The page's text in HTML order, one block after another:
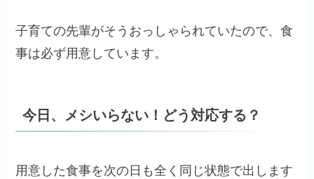
子育ての先輩がそうおっしゃられていたので、食
事は必ず用意しています。
今日、メシいらない！どう対応する？
用意した食事を次の日も全く同じ状態で出します